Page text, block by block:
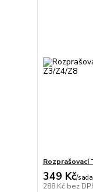
Rozprašovací
349 Kč/sada
288 Kč bez